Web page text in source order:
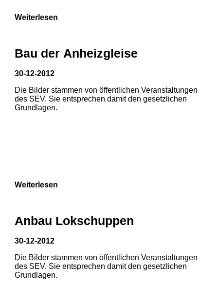
1 2 3
1 2
Weiterlesen
Bau der Anheizgleise
30-12-2012
Die Bilder stammen von öffentlichen Veranstaltungen
des SEV. Sie entsprechen damit den gesetzlichen
Grundlagen.
Weiterlesen
Anbau Lokschuppen
30-12-2012
Die Bilder stammen von öffentlichen Veranstaltungen
des SEV. Sie entsprechen damit den gesetzlichen
Grundlagen.